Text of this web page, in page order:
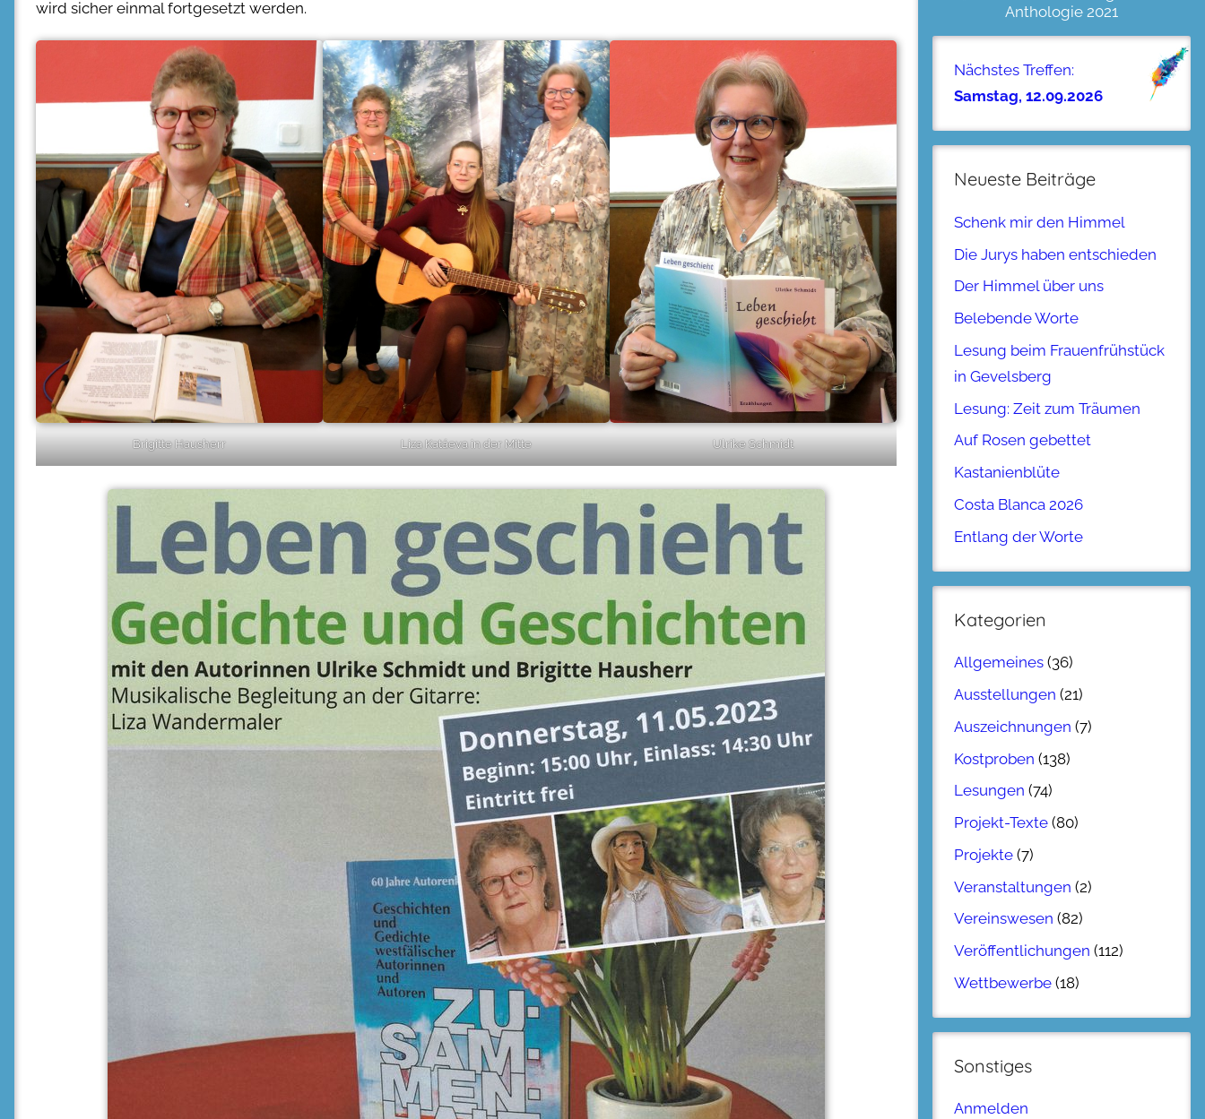
wird sicher einmal fortgesetzt werden.
Brigitte Hausherr Liza Katáeva in der Mitte Ulrike Schmidt
Anthologie 2021
Nächstes Treffen:
Samstag, 12.09.2026
Neueste Beiträge
Schenk mir den Himmel
Die Jurys haben entschieden
Der Himmel über uns
Belebende Worte
Lesung beim Frauenfrühstück
in Gevelsberg
Lesung: Zeit zum Träumen
Auf Rosen gebettet
Kastanienblüte
Costa Blanca 2026
Entlang der Worte
Kategorien
Allgemeines (36)
Ausstellungen (21)
Auszeichnungen (7)
Kostproben (138)
Lesungen (74)
Projekt-Texte (80)
Projekte (7)
Veranstaltungen (2)
Vereinswesen (82)
Veröffentlichungen (112)
Wettbewerbe (18)
Sonstiges
Anmelden